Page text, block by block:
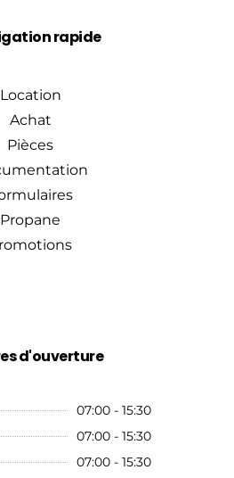
rapide
Location
Achat
Pièces
Propane
d'ouverture
07:00 - 15:30
07:00 - 15:30
07:00 - 15:30